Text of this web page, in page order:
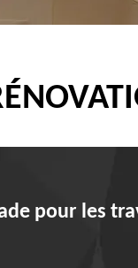
pour les